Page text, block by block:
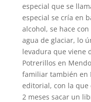
especial que se
especial se cría en
alcohol, se hace
agua de glaciar, lo
levadura que viene
Potrerillos en
familiar también en
editorial, con la que
2 meses sacar un